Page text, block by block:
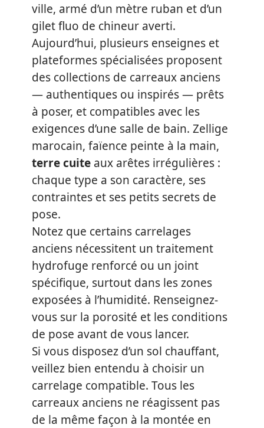
ville, armé d’un mètre ruban et d’un
gilet fluo de chineur averti.
Aujourd’hui, plusieurs enseignes et
plateformes spécialisées proposent
des collections de carreaux anciens
— authentiques ou inspirés — prêts
à poser, et compatibles avec les
exigences d’une salle de bain. Zellige
marocain, faïence peinte à la main,
terre cuite aux arêtes irrégulières :
chaque type a son caractère, ses
contraintes et ses petits secrets de
pose.
Notez que certains carrelages
anciens nécessitent un traitement
hydrofuge renforcé ou un joint
spécifique, surtout dans les zones
exposées à l’humidité. Renseignez-
vous sur la porosité et les conditions
de pose avant de vous lancer.
Si vous disposez d’un sol chauffant,
veillez bien entendu à choisir un
carrelage compatible. Tous les
carreaux anciens ne réagissent pas
de la même façon à la montée en